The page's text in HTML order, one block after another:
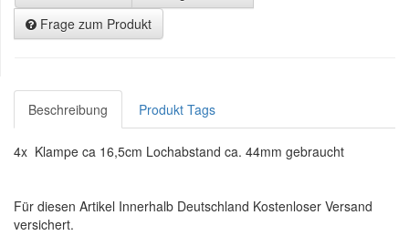
Frage zum Produkt
Beschreibung Produkt Tags
4x Klampe ca 16,5cm Lochabstand ca. 44mm gebraucht
Für diesen Artikel Innerhalb Deutschland Kostenloser Versand
versichert.